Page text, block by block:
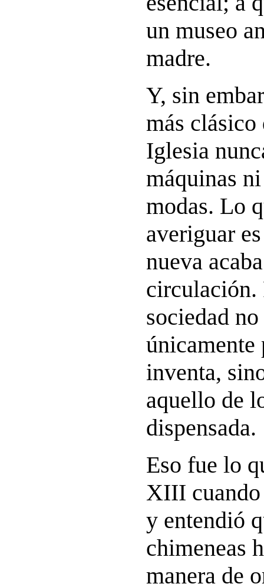
un museo
madre.
Y, sin
más clásico
Iglesia
máquinas
modas. Lo
averiguar
nueva
circulación.
sociedad
únicamente
inventa,
aquello de
dispensada.
Eso fue lo
XIII
y entendió
chimeneas
manera de